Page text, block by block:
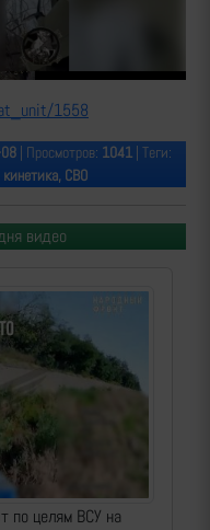
1558
| Просмотров: 1041 | Теги:
СВО
видео
по целям ВСУ на